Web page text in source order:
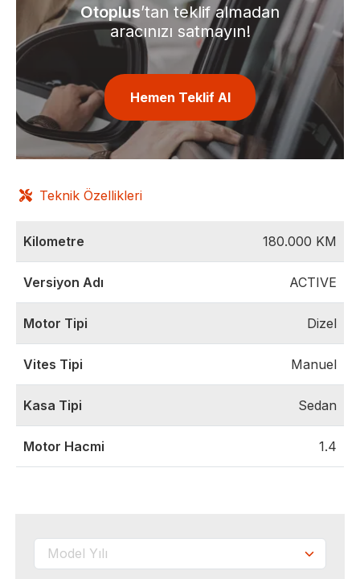
Otoplus’tan teklif almadan
aracınızı satmayın!
Hemen Teklif Al
Teknik Özellikleri
Kilometre 180.000 KM
Versiyon Adı ACTIVE
Motor Tipi Dizel
Vites Tipi Manuel
Kasa Tipi Sedan
Motor Hacmi 1.4